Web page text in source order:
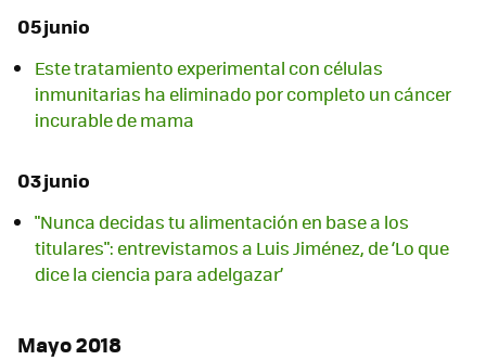
05 junio
Este tratamiento experimental con células
inmunitarias ha eliminado por completo un cáncer
incurable de mama
03 junio
"Nunca decidas tu alimentación en base a los
titulares": entrevistamos a Luis Jiménez, de ‘Lo que
dice la ciencia para adelgazar’
Mayo 2018